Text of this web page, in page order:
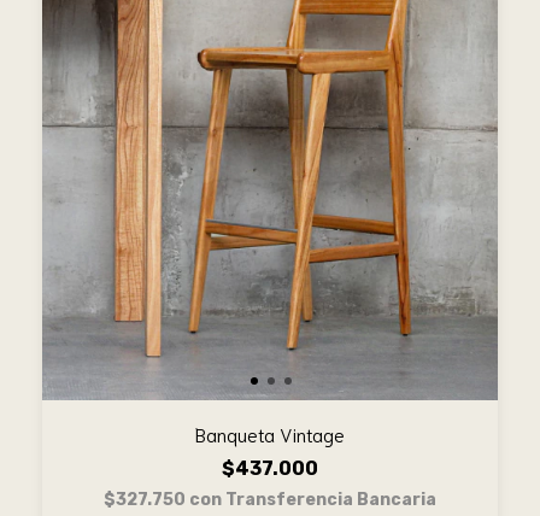
Banqueta Vintage
$437.000
$327.750 con Transferencia Bancaria